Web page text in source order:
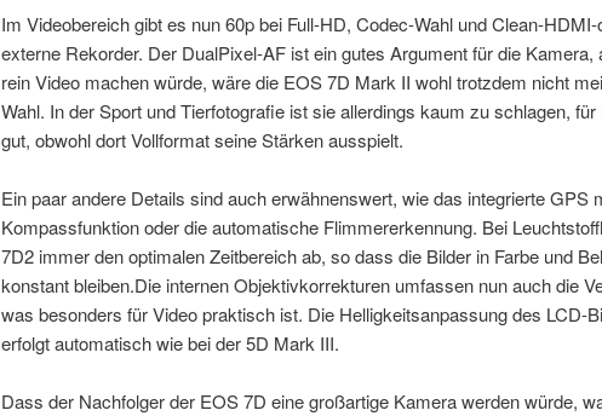
Im Videobereich gibt es nun 60p bei Full-HD, Codec-Wahl und Clean-HDMI-
externe Rekorder. Der DualPixel-AF ist ein gutes Argument für die Kamera,
rein Video machen würde, wäre die EOS 7D Mark II wohl trotzdem nicht
Wahl. In der Sport und Tierfotografie ist sie allerdings kaum zu schlagen,
gut, obwohl dort Vollformat seine Stärken ausspielt.
Ein paar andere Details sind auch erwähnenswert, wie das integrierte GPS
Kompassfunktion oder die automatische Flimmererkennung. Bei
7D2 immer den optimalen Zeitbereich ab, so dass die Bilder in Farbe und
konstant bleiben.Die internen Objektivkorrekturen umfassen nun auch die
was besonders für Video praktisch ist. Die Helligkeitsanpassung des LCD-
erfolgt automatisch wie bei der 5D Mark III.
Dass der Nachfolger der EOS 7D eine großartige Kamera werden würde,